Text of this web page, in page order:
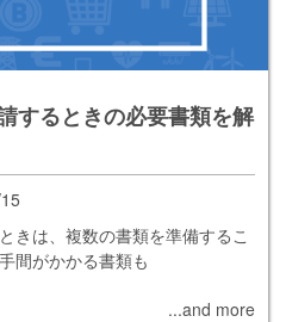
するときの必要書類を解
きは、複数の書類を準備するこ
間がかかる書類も
...and more